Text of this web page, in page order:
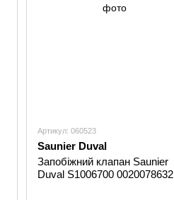
Артикул: 060523
Saunier Duval
Запобіжний клапан Saunier
Duval S1006700 0020078632